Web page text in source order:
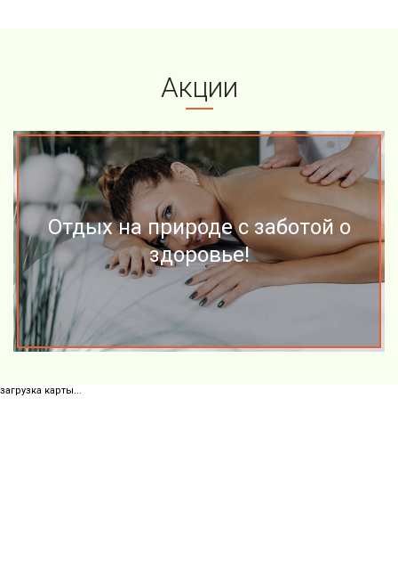
Акции
Отдых на природе с заботой о
здоровье!
загрузка карты...